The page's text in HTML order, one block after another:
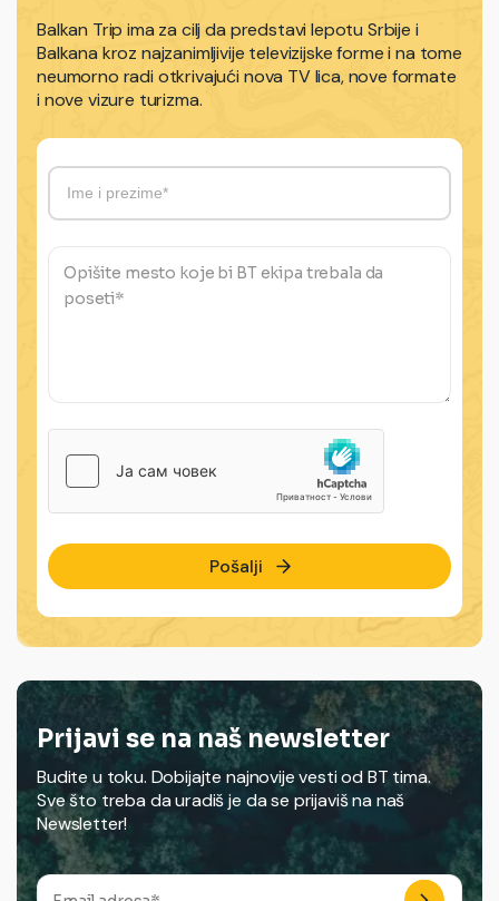
Balkan Trip ima za cilj da predstavi lepotu Srbije i
Balkana kroz najzanimljivije televizijske forme i na tome
neumorno radi otkrivajući nova TV lica, nove formate
i nove vizure turizma.
Pošalji
Prijavi se na naš newsletter
Budite u toku. Dobijajte najnovije vesti od BT tima.
Sve što treba da uradiš je da se prijaviš na naš
Newsletter!